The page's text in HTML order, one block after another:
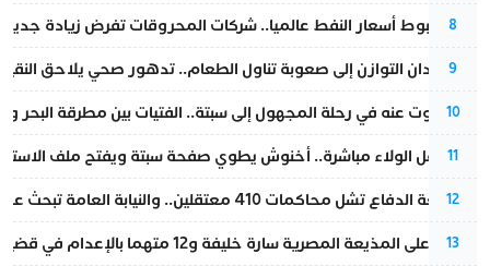
8
رغم هبوط أسعار النفط عالميا.. شركات المحروقات تفرض زيادة
9
من فقدان التوازن إلى صعوبة تناول الطعام.. تدهور صحي يلاحق النقيب
10
المسكوت عنه في رحلة المجهول إلى سبتة.. الفتيات بين مطرقة البحر
11
بعد حفل الولاء مباشرة.. أخنوش يطوي صفحة سبتة ويفتح ملف
12
مقاطعة الدفاع تشل محاكمات 410 معتقلين.. والنيابة العامة تبحث عن حل قانوني
13
الحكم على المذيعة المصرية سارة خليفة و12 متهما بالإعدام في قضية هزت بلاد الفراعنة